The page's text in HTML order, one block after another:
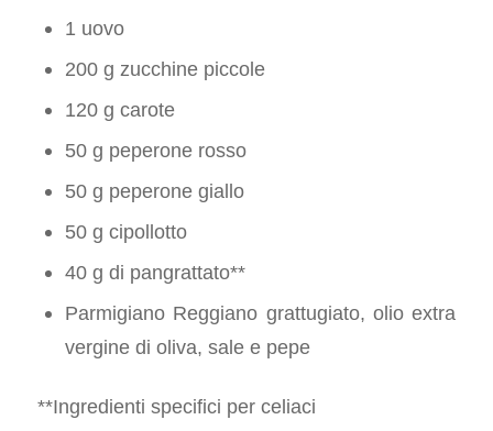
1 uovo
200 g zucchine piccole
120 g carote
50 g peperone rosso
50 g peperone giallo
50 g cipollotto
40 g di pangrattato**
Parmigiano Reggiano grattugiato, olio extra
vergine di oliva, sale e pepe
**Ingredienti specifici per celiaci